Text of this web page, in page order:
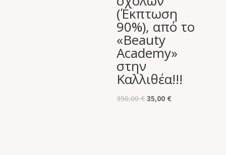
(Έκπτωση
90%), από το
«Beauty
Academy»
στην
Καλλιθέα!!!
350,00€ Original
35,00 €